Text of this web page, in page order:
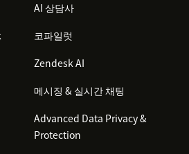
AI 상담사
코파일럿
Zendesk AI
메시징 & 실시간 채팅
Advanced Data Privacy &
Protection